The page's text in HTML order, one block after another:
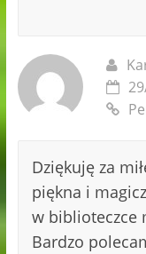
Dziękuję za
piękna i
w biblioteczce
Bardzo